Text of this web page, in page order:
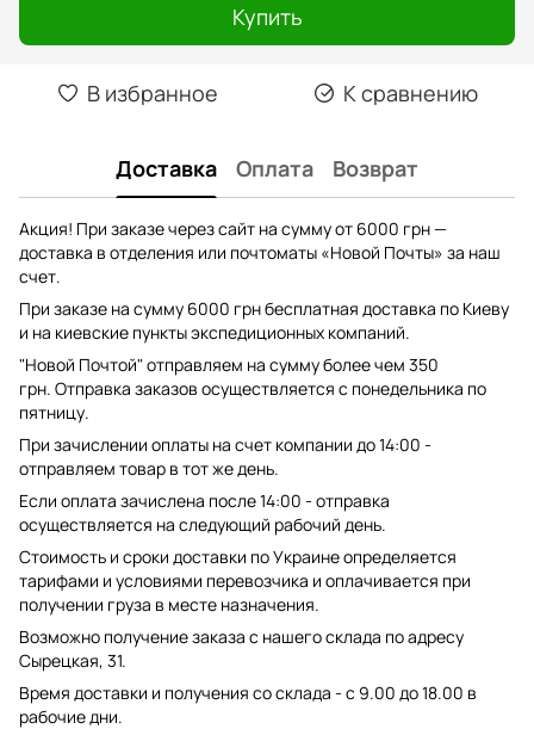
Купить
В избранное К сравнению
Доставка Оплата Возврат
Акция! При заказе через сайт на сумму от 6000 грн —
доставка в отделения или почтоматы «Новой Почты» за наш
счет.
При заказе на сумму 6000 грн бесплатная доставка по Киеву
и на киевские пункты экспедиционных компаний.
"Новой Почтой" отправляем на сумму более чем 350
грн. Отправка заказов осуществляется с понедельника по
пятницу.
При зачислении оплаты на счет компании до 14:00 -
отправляем товар в тот же день.
Если оплата зачислена после 14:00 - отправка
осуществляется на следующий рабочий день.
Стоимость и сроки доставки по Украине определяется
тарифами и условиями перевозчика и оплачивается при
получении груза в месте назначения.
Возможно получение заказа с нашего склада по адресу
Сырецкая, 31.
Время доставки и получения со склада - с 9.00 до 18.00 в
рабочие дни.